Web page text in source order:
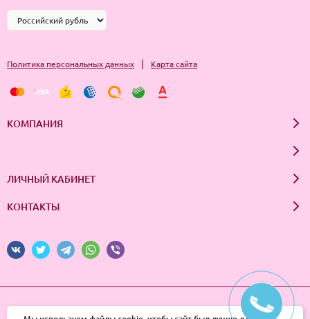
Политика персональных данных | Карта сайта
КОМПАНИЯ
ЛИЧНЫЙ КАБИНЕТ
КОНТАКТЫ
© 2026 InSale. Все права защищены